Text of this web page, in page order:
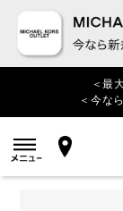
＜最
＜今な